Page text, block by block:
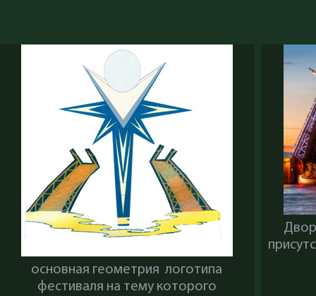
основная геометрия логотипа
фестиваля на тему которого